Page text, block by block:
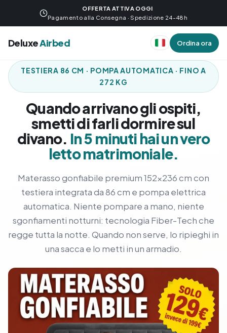
OFFERTA ATTIVA OGGI
Pagamento alla Consegna · Spedizione 24-48h
DeluxeAirbed Ordina ora
TESTIERA 86 CM · POMPA AUTOMATICA · FINO A
272 KG
Quando arrivano gli ospiti,
smetti di farli dormire sul
divano. In 5 minuti hai un vero
letto matrimoniale.
Materasso gonfiabile premium 152×236 cm con
testiera integrata da 86 cm e pompa elettrica
automatica. Niente pompare a mano, niente
sgonfiamenti notturni: tecnologia Fiber-Tech che
regge tutta la notte. Quando non serve, lo ripieghi in
una sacca e lo metti in un armadio.